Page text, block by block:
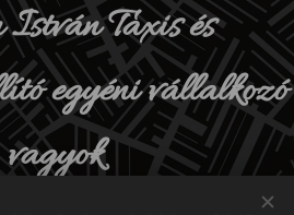
István Taxis és
egyéni vállalkozó
vagyok